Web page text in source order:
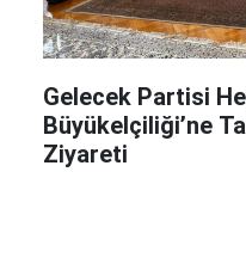
Gelecek Partisi
Büyükelçiliği’ne
Ziyareti